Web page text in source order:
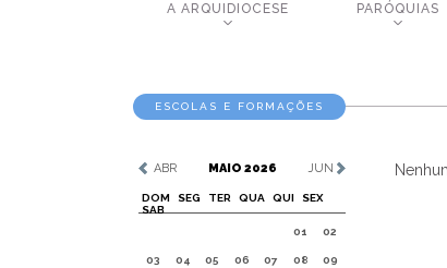
A ARQUIDIOCESE PARÓQUIAS
ESCOLAS E FORMAÇÕES
ABR MAIO 2026 JUN
DOM SEG TER QUA QUI
SEX
SAB
01
02
03 04 05 06 07 08 09